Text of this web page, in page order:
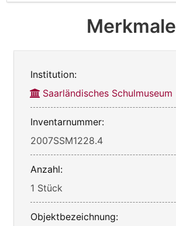
Merkmale
Institution:
Saarländisches Schulmuseum
Inventarnummer:
2007SSM1228.4
Anzahl:
1 Stück
Objektbezeichnung: